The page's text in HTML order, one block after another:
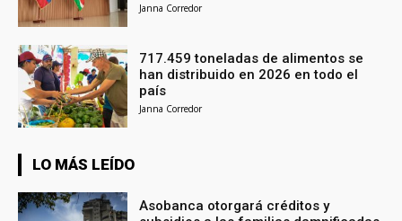
Janna Corredor
717.459 toneladas de alimentos se
han distribuido en 2026 en todo el
país
Janna Corredor
LO MÁS LEÍDO
Asobanca otorgará créditos y